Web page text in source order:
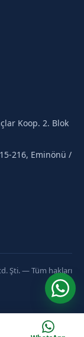
Koop. 2. Blok
216, Eminönü /
Şti. — Tüm hakları